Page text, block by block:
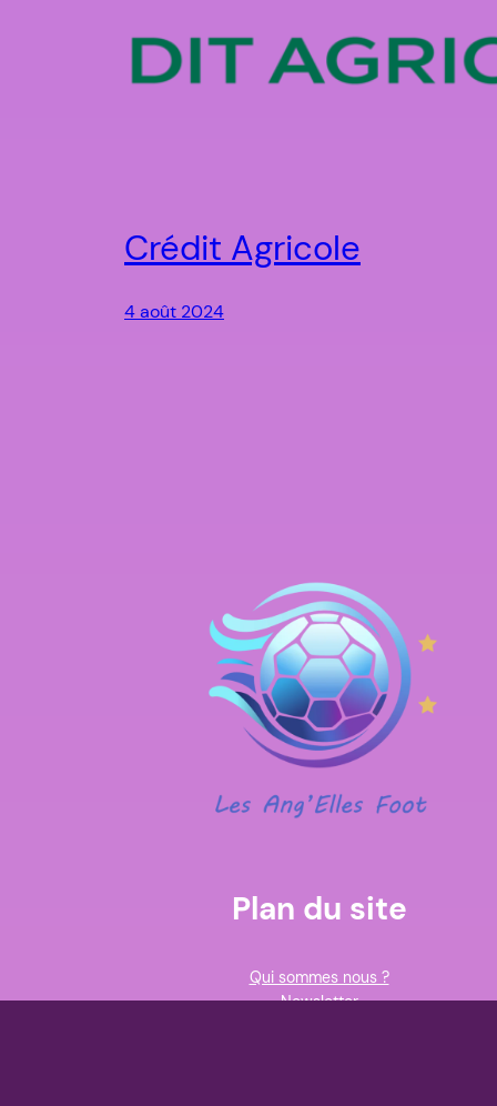
Crédit Agricole
4 août 2024
Plan du site
Qui sommes nous ?
Newsletter